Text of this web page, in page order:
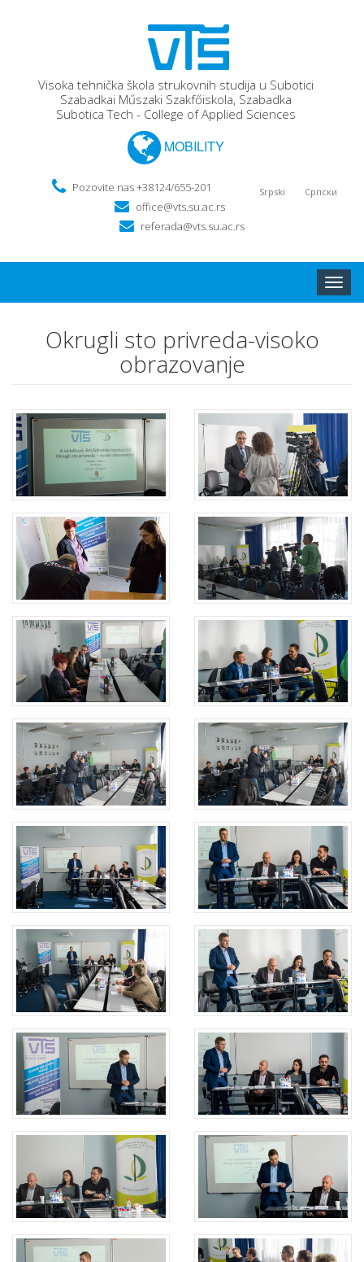
Visoka tehnička škola strukovnih studija u Subotici
Szabadkai Műszaki Szakfőiskola, Szabadka
Subotica Tech - College of Applied Sciences
MOBILITY
Srpski Српски
Pozovite nas +38124/655-201
office@vts.su.ac.rs
referada@vts.su.ac.rs
Toggle
Okrugli sto privreda-visoko
obrazovanje